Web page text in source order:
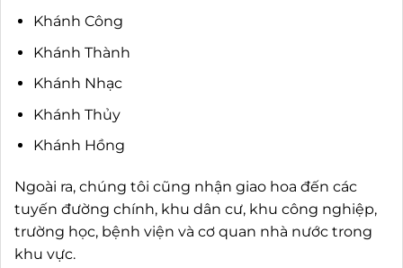
Khánh Công
Khánh Thành
Khánh Nhạc
Khánh Thủy
Khánh Hồng
Ngoài ra, chúng tôi cũng nhận giao hoa đến các
tuyến đường chính, khu dân cư, khu công nghiệp,
trường học, bệnh viện và cơ quan nhà nước trong
khu vực.